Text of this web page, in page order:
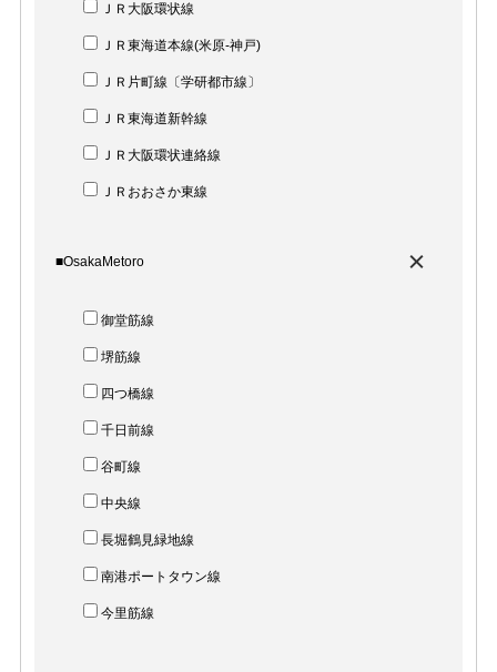
ＪＲ大阪環状線
ＪＲ東海道本線(米原-神戸)
ＪＲ片町線〔学研都市線〕
ＪＲ東海道新幹線
ＪＲ大阪環状連絡線
ＪＲおおさか東線
■OsakaMetoro
御堂筋線
堺筋線
四つ橋線
千日前線
谷町線
中央線
長堀鶴見緑地線
南港ポートタウン線
今里筋線